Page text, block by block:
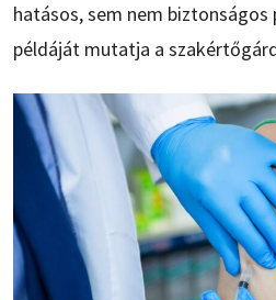
hatásos, sem nem biztonságos
példáját mutatja a